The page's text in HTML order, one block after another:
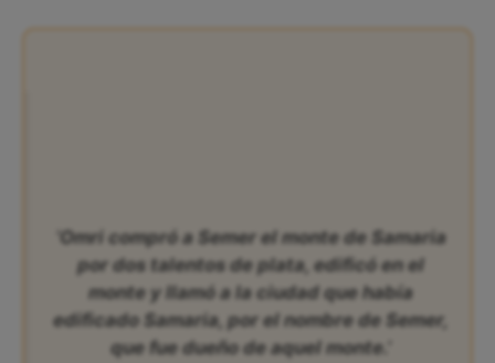
‘Omri compró a Semer el monte de Samaria
por dos talentos de plata, edificó en el
monte y llamó a la ciudad que había
edificado Samaria, por el nombre de Semer,
que fue dueño de aquel monte.’